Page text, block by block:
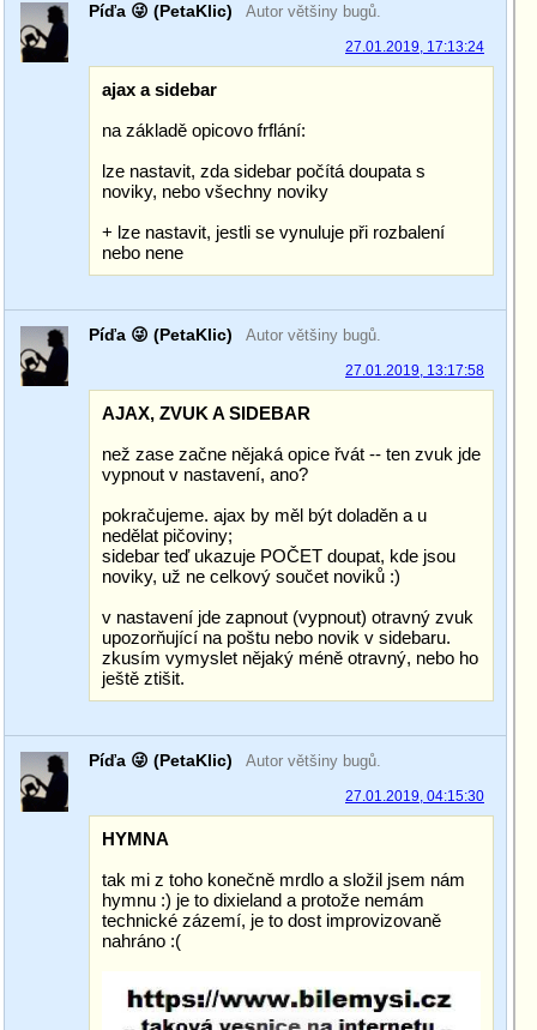
Píďa 😜 (PetaKlic) Autor většiny bugů.
27.01.2019, 17:13:24
ajax a sidebar
na základě opicovo frflání:
lze nastavit, zda sidebar počítá doupata s
noviky, nebo všechny noviky
+ lze nastavit, jestli se vynuluje při rozbalení
nebo nene
Píďa 😜 (PetaKlic) Autor většiny bugů.
27.01.2019, 13:17:58
AJAX, ZVUK A SIDEBAR
než zase začne nějaká opice řvát -- ten zvuk jde
vypnout v nastavení, ano?
pokračujeme. ajax by měl být doladěn a u
nedělat pičoviny;
sidebar teď ukazuje POČET doupat, kde jsou
noviky, už ne celkový součet noviků :)
v nastavení jde zapnout (vypnout) otravný zvuk
upozorňující na poštu nebo novik v sidebaru.
zkusím vymyslet nějaký méně otravný, nebo ho
ještě ztišit.
Píďa 😜 (PetaKlic) Autor většiny bugů.
27.01.2019, 04:15:30
HYMNA
tak mi z toho konečně mrdlo a složil jsem nám
hymnu :) je to dixieland a protože nemám
technické zázemí, je to dost improvizovaně
nahráno :(